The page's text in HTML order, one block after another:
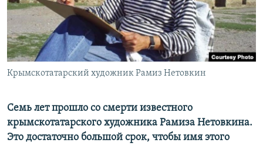
ПОБЕДИТЕЛЕЙ НЕ СУДЯТ?
КРЫМ.НЕПОКОРЕННЫЙ
ELIFBE
УКРАИНСКАЯ ПРОБЛЕМА КРЫМА
ПРИСОЕДИНЯЙТЕСЬ!
Крымскотатарский художник Рамиз Нетовкин
Семь лет прошло со смерти известного
крымскотатарского художника Рамиза Нетовкина.
Это достаточно большой срок, чтобы имя этого